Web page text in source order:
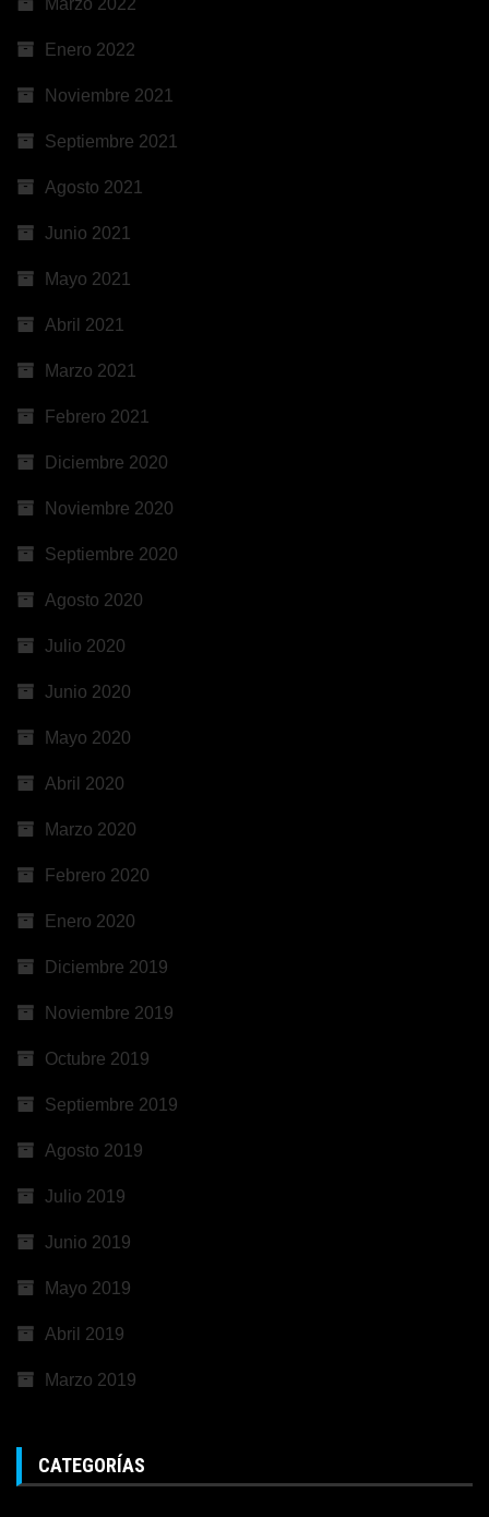
Marzo 2022
Enero 2022
Noviembre 2021
Septiembre 2021
Agosto 2021
Junio 2021
Mayo 2021
Abril 2021
Marzo 2021
Febrero 2021
Diciembre 2020
Noviembre 2020
Septiembre 2020
Agosto 2020
Julio 2020
Junio 2020
Mayo 2020
Abril 2020
Marzo 2020
Febrero 2020
Enero 2020
Diciembre 2019
Noviembre 2019
Octubre 2019
Septiembre 2019
Agosto 2019
Julio 2019
Junio 2019
Mayo 2019
Abril 2019
Marzo 2019
CATEGORÍAS